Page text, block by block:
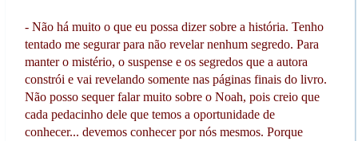
- Não há muito o que eu possa dizer sobre a história. Tenho
tentado me segurar para não revelar nenhum segredo. Para
manter o mistério, o suspense e os segredos que a autora
constrói e vai revelando somente nas páginas finais do livro.
Não posso sequer falar muito sobre o Noah, pois creio que
cada pedacinho dele que temos a oportunidade de
conhecer... devemos conhecer por nós mesmos. Porque